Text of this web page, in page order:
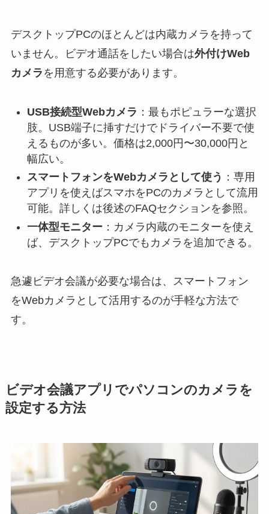
デスクトップPCのほとんどは内蔵カメラを持って
いません。ビデオ通話をしたい場合は外付けWeb
カメラ を用意する必要があります。
USB接続型Webカメラ ：最もポピュラーな選択
肢。USB端子に挿すだけでドライバー不要で使
えるものが多い。価格は2,000円〜30,000円と
幅広い。
スマートフォンをWebカメラとして使う ：専用
アプリを使えばスマホをPCのカメラとして流用
可能。詳しくは後述のFAQセクションを参照。
一体型モニター ：カメラ内蔵のモニターを使え
ば、デスクトップPCでもカメラを追加できる。
急遽ビデオ会議が必要な場合は、スマートフォン
をWebカメラとして活用するのが手軽な方法で
す。
ビデオ会議アプリでパソコンのカメラを
設定する方法